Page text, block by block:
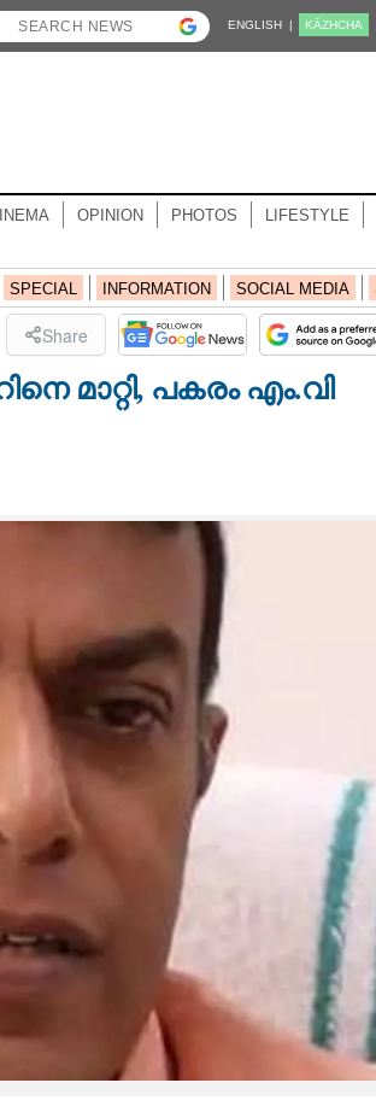
ENGLISH | KĀZHCHA
OPINION PHOTOS LIFESTYLE
SPECIAL INFORMATION SOCIAL MEDIA
Share
പകരം എം.വി